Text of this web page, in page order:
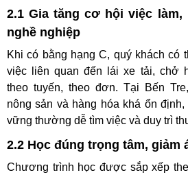
2.1 Gia tăng cơ hội việc
nghề nghiệp
Khi có bằng hạng C, quý khách có
việc liên quan đến lái xe tải, chở
theo tuyến, theo đơn. Tại Bến
nông sản và hàng hóa khá ổn
vững thường dễ tìm việc và duy trì
2.2 Học đúng trọng tâm, giảm
Chương trình học được sắp xếp